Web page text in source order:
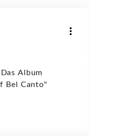
Album
Bel Canto"